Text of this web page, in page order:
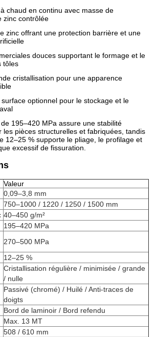
chaud en continu avec masse de
zinc contrôlée
zinc offrant une protection barrière et une
douces supportant le formage et le
tôles
cristallisation pour une apparence
optionnel pour le stockage et le
195–420 MPa assure une stabilité
les pièces structurelles et fabriquées, tandis
12–25 % supporte le pliage, le profilage et
excessif de fissuration.
Valeur
0,09–3,8 mm
750–1000 / 1220 / 1250 / 1500 mm
40–450 g/m²
195–420 MPa
270–500 MPa
12–25 %
Cristallisation régulière / minimisée / grande
/ nulle
Passivé (chromé) / Huilé / Anti-traces de
doigts
Bord de laminoir / Bord refendu
Max. 13 MT
508 / 610 mm